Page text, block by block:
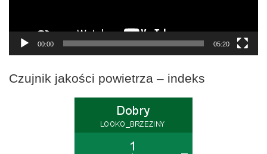
00:00 05:20
Czujnik jakości powietrza – indeks